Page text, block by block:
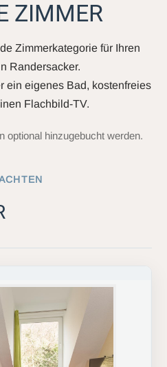
ZIMMER
Zimmerkategorie für Ihren
Randersacker.
ein eigenes Bad, kostenfreies
Flachbild-TV.
optional hinzugebucht werden.